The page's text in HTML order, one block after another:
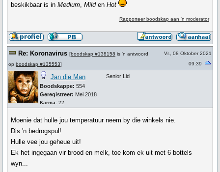
beskikbaar is inMedium,MildenHot
Rapporteer boodskap aan 'n moderator
Re: Koronavirus [boodskap #138158 is 'n antwoord
op boodskap #135553]
Vr., 08 Oktober 2021
09:39
Jan die Man
Boodskappe: 554
Geregistreer: Mei 2018
Karma: 22
Senior Lid
Moenie dat hulle jou temperatuur neem by die winkels nie.
Dis 'n bedrogspul!
Hulle vee jou geheue uit!
Ek het ingegaan vir brood en melk, toe kom ek uit met 6 bottels
wyn...